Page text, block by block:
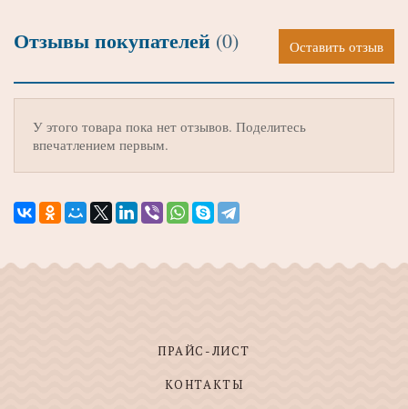
Отзывы покупателей (0) Оставить отзыв
У этого товара пока нет отзывов. Поделитесь
впечатлением первым.
ПРАЙС-ЛИСТ
КОНТАКТЫ